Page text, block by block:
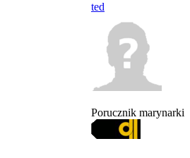
ted
Porucznik marynarki